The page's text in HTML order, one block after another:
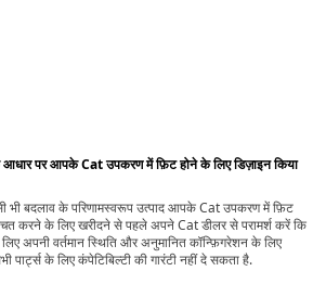
आधार पर आपके Cat उपकरण में फ़िट होने के लिए डिज़ाइन किया
भी बदलाव के परिणामस्वरूप उत्पाद आपके Cat उपकरण में फ़िट
करने के लिए खरीदने से पहले अपने Cat डीलर से परामर्श करें कि
अपनी वर्तमान स्थिति और अनुमानित कॉन्फ़िगरेशन के लिए
पार्ट्स के लिए कंपेटिबिल्टी की गारंटी नहीं दे सकता है.